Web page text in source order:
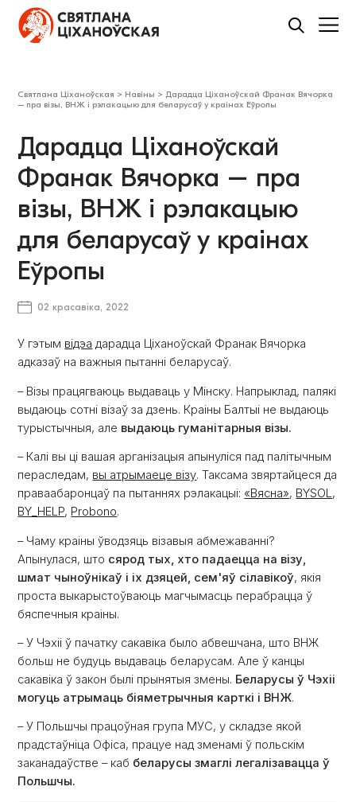
Святлана Ціханоўская > Навіны > Дарадца Ціханоўскай Франак Вячорка
– пра візы, ВНЖ і рэлакацыю для беларусаў у краінах Еўропы
Дарадца Ціханоўскай
Франак Вячорка – пра
візы, ВНЖ і рэлакацыю
для беларусаў у краінах
Еўропы
02 красавіка, 2022
У гэтым відэа дарадца Ціханоўскай Франак Вячорка
адказаў на важныя пытанні беларусаў.
– Візы працягваюць выдаваць у Мінску. Напрыклад, палякі
выдаюць сотні візаў за дзень. Краіны Балтыі не выдаюць
турыстычныя, але выдаюць гуманітарныя візы.
– Калі вы ці вашая арганізацыя апынуліся пад палітычным
пераследам, вы атрымаеце візу. Таксама звяртайцеся да
праваабаронцаў па пытаннях рэлакацыі: «Вясна», BYSOL,
BY_HELP, Probono.
– Чаму краіны ўводзяць візавыя абмежаванні?
Апынулася, што сярод тых, хто падаецца на візу,
шмат чыноўнікаў і іх дзяцей, сем'яў сілавікоў, якія
проста выкарыстоўваюць магчымасць перабрацца ў
бяспечныя краіны.
– У Чэхіі ў пачатку сакавіка было абвешчана, што ВНЖ
больш не будуць выдаваць беларусам. Але ў канцы
сакавіка ў закон былі прынятыя змены. Беларусы ў Чэхіі
могуць атрымаць біяметрычныя карткі і ВНЖ.
– У Польшчы працоўная група МУС, у складзе якой
прадстаўніца Офіса, працуе над зменамі ў польскім
заканадаўстве – каб беларусы змаглі легалізавацца ў
Польшчы.